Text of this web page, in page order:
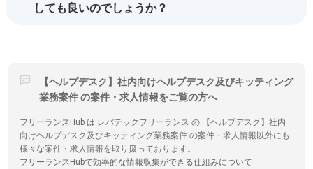
しても良いのでしょうか？
【ヘルプデスク】社内向けヘルプデスク及びキッティング
業務案件 の案件・求人情報をご覧の方へ
フリーランスHub は レバテックフリーランス の 【ヘルプデスク】社内
向けヘルプデスク及びキッティング業務案件 の案件・求人情報以外にも
様々な案件・求人情報を取り扱っております。
フリーランスHubで効率的な情報収集ができる仕組みについて